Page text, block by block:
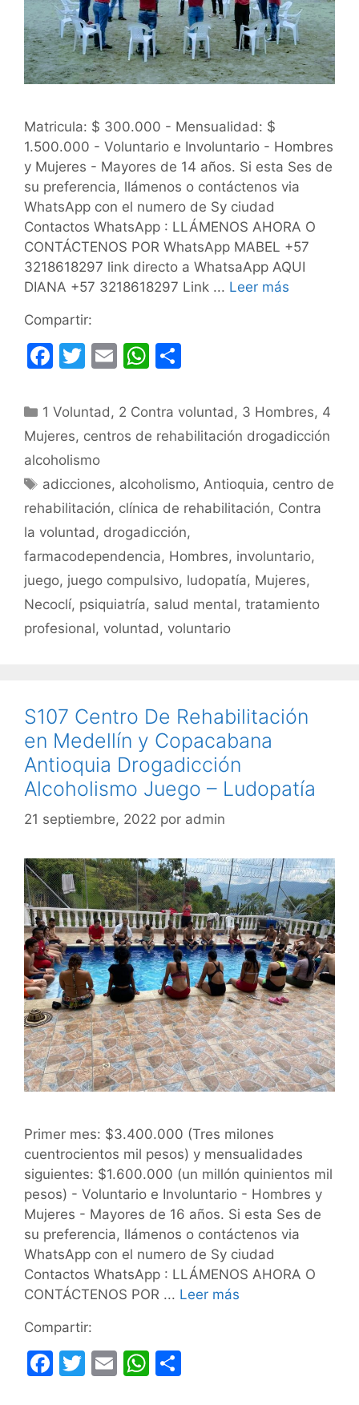
Matricula: $ 300.000 - Mensualidad: $
1.500.000 - Voluntario e Involuntario - Hombres
y Mujeres - Mayores de 14 años. Si esta Ses de
su preferencia, llámenos o contáctenos via
WhatsApp con el numero de Sy ciudad
Contactos WhatsApp : LLÁMENOS AHORA O
CONTÁCTENOS POR WhatsApp MABEL +57
3218618297 link directo a WhatsaApp AQUI
DIANA +57 3218618297 Link ... Leer más
Compartir:
F
c
e
b
o
o
k
T
itt
er
E
ai
l
W
at
s
p
p
m
p
tir
Categorías
1 Voluntad , 2 Contra voluntad , 3 Hombres, 4
Mujeres, centros de rehabilitación drogadicción
alcoholismo
Etiquetas
adicciones, alcoholismo, Antioquia, centro de
rehabilitación, clínica de rehabilitación, Contra
la voluntad , drogadicción,
farmacodependencia, Hombres, involuntario,
juego, juego compulsivo, ludopatía, Mujeres,
Necoclí, psiquiatría, salud mental, tratamiento
profesional, voluntad , voluntario
S107 Centro De Rehabilitación
en Medellín y Copacabana
Antioquia Drogadicción
Alcoholismo Juego – Ludopatía
21 septiembre, 2022 por admin
Primer mes: $3.400.000 (Tres milones
cuentrocientos mil pesos) y mensualidades
siguientes: $1.600.000 (un millón quinientos mil
pesos) - Voluntario e Involuntario - Hombres y
Mujeres - Mayores de 16 años. Si esta Ses de
su preferencia, llámenos o contáctenos via
WhatsApp con el numero de Sy ciudad
Contactos WhatsApp : LLÁMENOS AHORA O
CONTÁCTENOS POR ... Leer más
Compartir:
F
T
E
W